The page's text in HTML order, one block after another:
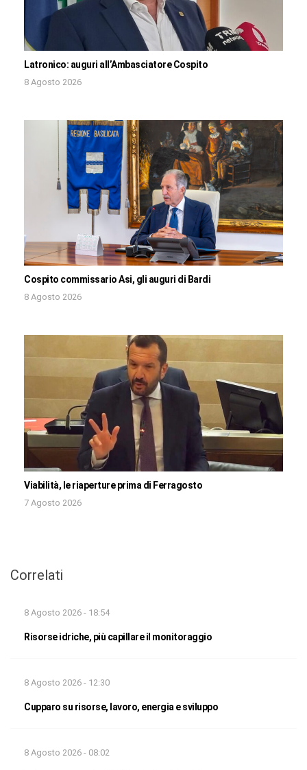
Latronico: auguri all’Ambasciatore Cospito
8 Agosto 2026
Cospito commissario Asi, gli auguri di Bardi
8 Agosto 2026
Viabilità, le riaperture prima di Ferragosto
7 Agosto 2026
Correlati
8 Agosto 2026 - 18:54
Risorse idriche, più capillare il monitoraggio
8 Agosto 2026 - 12:30
Cupparo su risorse, lavoro, energia e sviluppo
8 Agosto 2026 - 08:02